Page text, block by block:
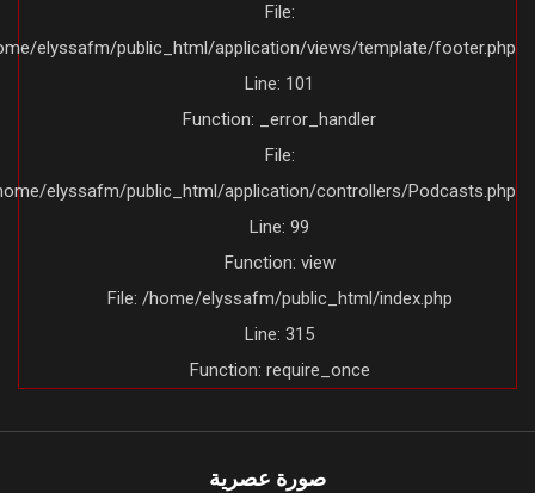
File:
/home/elyssafm/public_html/application/views/template/
Line: 101
Function: _error_handler
File:
/home/elyssafm/public_html/application/controllers/
Line: 99
Function: view
File: /home/elyssafm/public_html/index.php
Line: 315
Function: require_once
صورة عصرية